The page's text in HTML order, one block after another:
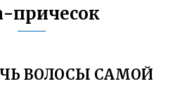
причесок
ВОЛОСЫ САМОЙ